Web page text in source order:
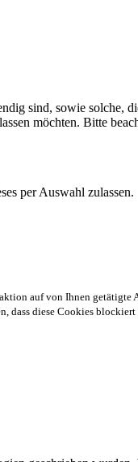
sind, sowie solche,
möchten. Bitte
per Auswahl zulassen.
auf von Ihnen getätigte
dass diese Cookies